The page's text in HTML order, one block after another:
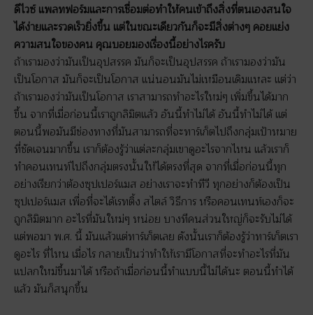
ดีไวซ์ แพลทฟอร์มและการเชื่อมต่อทำให้คนเข้าถึงสิ่งที่ตนเองสนใจ
ได้ง่ายและรวดเร็วยิ่งขึ้น แต่ในขณะเดียวกันก็จะมีสิ่งต่างๆ คอยแย่ง
ความสนใจของคน คุณบอยมองเรื่องนี้อย่างไรครับ
ถ้าเรามองว่ามันเป็นอุปสรรค มันก็จะเป็นอุปสรรค ถ้าเรามองว่ามัน
เป็นโอกาส มันก็จะเป็นโอกาส แน่นอนมันไม่เหมือนเดิมแหละ แต่ว่า
ถ้าเรามองว่ามันเป็นโอกาส เราสามารถทำอะไรใหม่ๆ เพิ่มขึ้นได้มาก
ขึ้น จากที่เมื่อก่อนนี้เราถูกลิมิตแล้ว อันนี้ทำไม่ได้ อันนี้ทำไม่ได้ แต่
ตอนนี้พอมันมีช่องทางที่มันสามารถที่จะทาร์เก็ตไปถึงกลุ่มเป้าหมาย
ที่ชัดเจนมากขึ้น เราก็ต้องรู้ว่าแต่ละกลุ่มเขาดูอะไรจากไหน แล้วเราก็
ทำคอนเทนท์ไปถึงกลุ่มตรงนั้นให้ได้ตรงที่สุด จากที่เมื่อก่อนนี้ทุก
อย่างเรียกว่าต้องซุปเปอร์แมส อย่างเราจะทำทีวี ทุกอย่างก็ต้องเป็น
ซุปเปอร์แมส เพื่อที่จะได้เรทติ้ง สไตล์ วิธีการ หรือคอนเทนท์เองก็จะ
ถูกลิมิตมาก อะไรที่มันใหม่ๆ หน่อย บางทีคนส่วนใหญ่ก็จะรับไม่ได้
แต่พอมา พ.ศ. นี้ มันแล้วแต่ทาร์เก็ตเลย ดังนั้นเราก็ต้องรู้ว่าทาร์เก็ตเรา
ดูอะไร ที่ไหน เมื่อไร กลายเป็นว่าทำให้เรามีโอกาสที่จะทำอะไรที่มัน
แปลกใหม่ขึ้นมาได้ หรือถ้าเมื่อก่อนนี้ทำแบบนี้ไม่ได้นะ ตอนนี้ทำได้
แล้ว มันก็สนุกขึ้น